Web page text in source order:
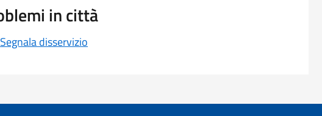
in città
Segnala disservizio